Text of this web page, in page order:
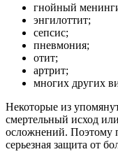
гнойный
энгилоттит;
сепсис;
пневмония;
отит;
артрит;
многих других
Некоторые из
смертельный исход
осложнений. Поэтому
серьезная защита от